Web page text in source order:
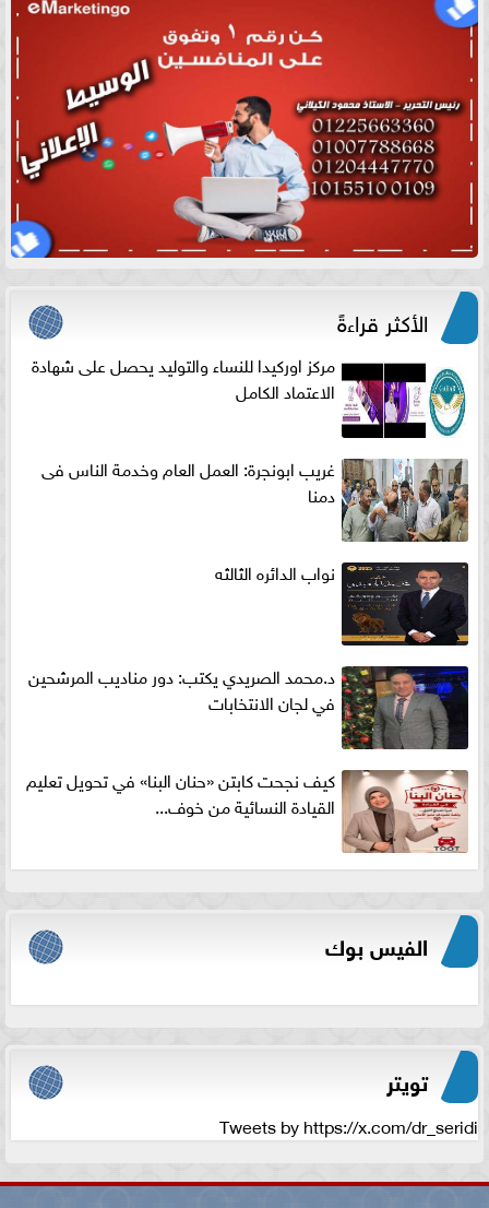
الأكثر قراءةً
مركز اوركيدا للنساء والتوليد يحصل على شهادة
الاعتماد الكامل
غريب ابونجرة: العمل العام وخدمة الناس فى
دمنا
نواب الدائره الثالثه
د.محمد الصريدي يكتب: دور مناديب المرشحين
في لجان الانتخابات
كيف نجحت كابتن «حنان البنا» في تحويل تعليم
القيادة النسائية من خوف...
الفيس بوك
تويتر
Tweets by https://x.com/dr_seridi